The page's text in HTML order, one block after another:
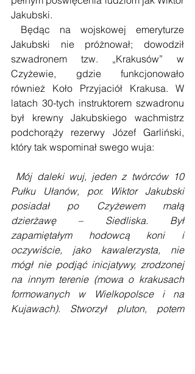
Jakubski.
Jakubski nie próżnował; dowodził
szwadronem tzw. „Krakusów” w
Czyżewie, gdzie funkcjonowało
również Koło Przyjaciół Krakusa. W
latach 30-tych instruktorem szwadronu
był krewny Jakubskiego wachmistrz
podchorąży rezerwy Józef Garliński,
który tak wspominał swego wuja:
Mój daleki wuj, jeden z twórców 10
Pułku Ułanów, por. Wiktor Jakubski
posiadał po Czyżewem małą
dzierżawę – Siedliska. Był
zapamiętałym hodowcą koni i
oczywiście, jako kawalerzysta, nie
mógł nie podjąć inicjatywy, zrodzonej
na innym terenie (mowa o krakusach
formowanych w Wielkopolsce i na
Kujawach). Stworzył pluton, potem